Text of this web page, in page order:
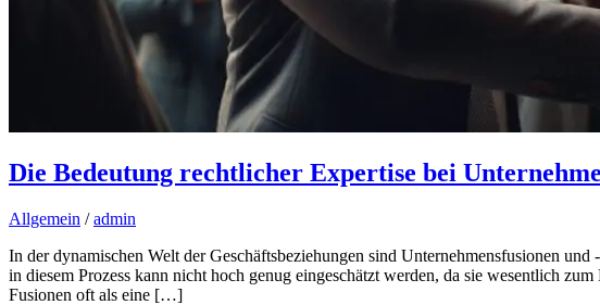
Die Bedeutung rechtlicher Expertise bei
Allgemein /admin
In der dynamischen Welt der Geschäftsbeziehungen sind Unternehmensfusionen
in diesem Prozess kann nicht hoch genug eingeschätzt werden, da sie wesentlich
Fusionen oft als eine […]